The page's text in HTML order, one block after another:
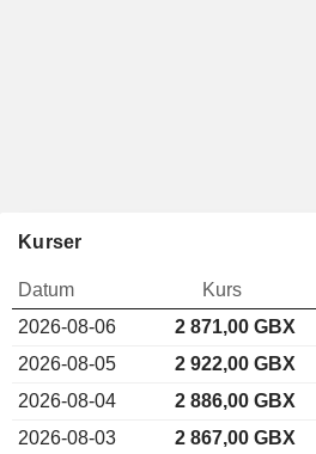
Kurser
Datum Kurs
2026-08-06
2 871,00 GBX
2026-08-05
2 922,00 GBX
2026-08-04
2 886,00 GBX
2026-08-03
2 867,00 GBX